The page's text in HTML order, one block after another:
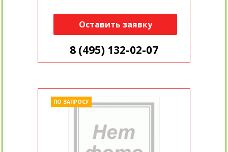
Оставить заявку
8 (495) 132-02-07
ПО ЗАПРОСУ